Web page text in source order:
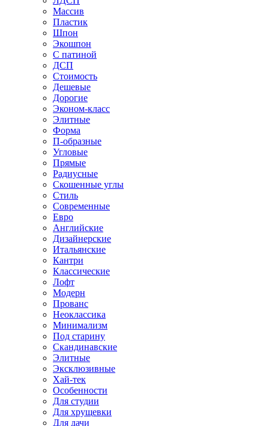
Массив
Пластик
Шпон
Экошпон
С патиной
ДСП
Стоимость
Дешевые
Дорогие
Эконом-класс
Элитные
Форма
П-образные
Угловые
Прямые
Радиусные
Скошенные углы
Стиль
Современные
Евро
Английские
Дизайнерские
Итальянские
Кантри
Классические
Лофт
Модерн
Прованс
Неоклассика
Минимализм
Под старину
Скандинавские
Элитные
Эксклюзивные
Хай-тек
Особенности
Для студии
Для хрущевки
Для дачи